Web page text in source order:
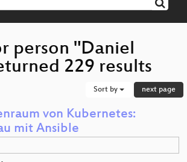
person "Daniel
229 results
Sort by next page
von Kubernetes:
mit Ansible